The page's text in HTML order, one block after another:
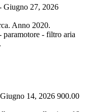
Giugno 27, 2026
Anno 2020.
paramotore - filtro aria
Giugno 14, 2026 900.00